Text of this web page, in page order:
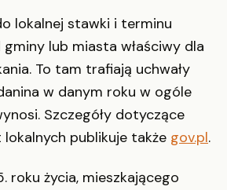
lokalnej stawki i terminu
lub miasta właściwy dla
To tam trafiają uchwały
w danym roku w ogóle
Szczegóły dotyczące
publikuje także gov.pl.
roku życia, mieszkającego